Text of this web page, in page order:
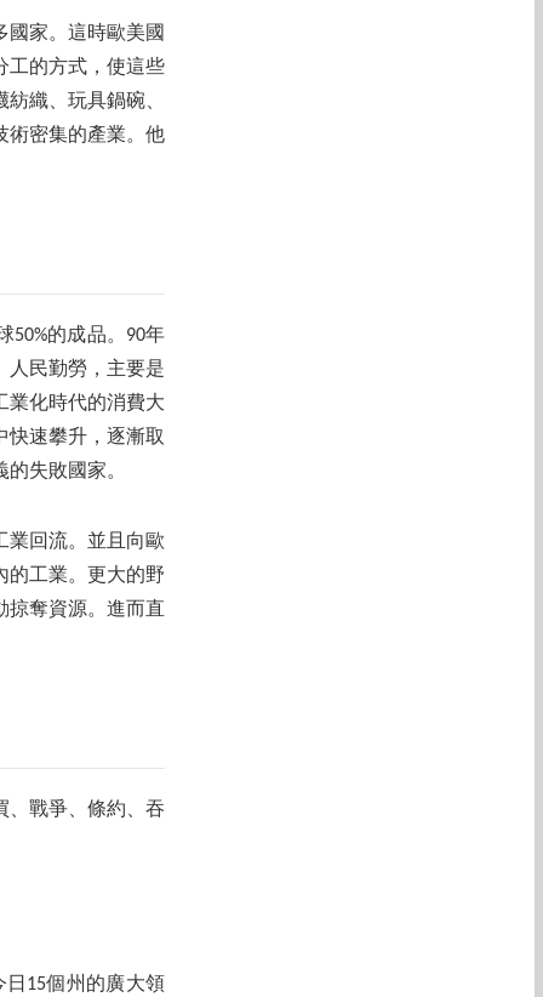
國家。這時歐美國
工的方式，使這些
織、玩具鍋碗、
術密集的產業。他
50%的成品。90年
人民勤勞，主要是
業化時代的消費大
快速攀升，逐漸取
失敗國家。
業回流。並且向歐
的工業。更大的野
掠奪資源。進而直
、戰爭、條約、吞
15個州的廣大領